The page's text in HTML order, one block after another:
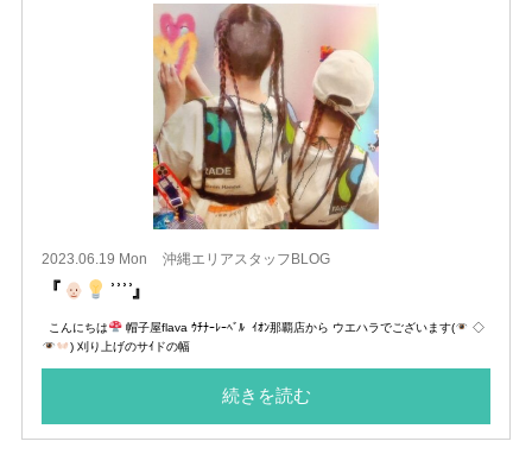
2023.06.19 Mon 沖縄エリアスタッフBLOG
『 ͗ ͗ ͗ ͗‬‬』
こんにちは 帽子屋flava ｳﾁﾅｰﾚｰﾍﾞﾙ ｲｵﾝ那覇店から ウエハラでございます(
◇
) 刈り上げのサｲドの幅
続きを読む